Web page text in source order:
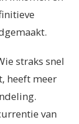
straks snel
heeft meer
van